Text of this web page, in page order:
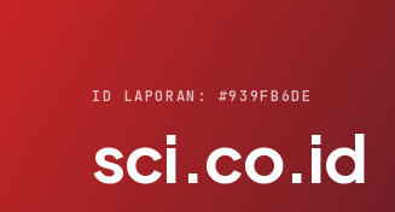
ID LAPORAN: #939FB6DE
sci.co.id